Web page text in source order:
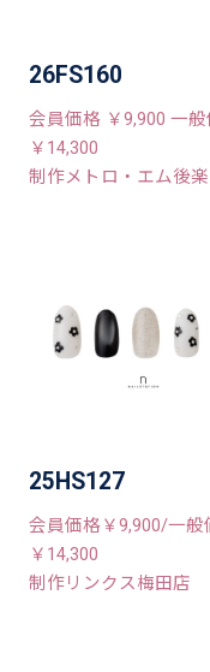
26FS160
会員価格 ￥9,900 一
￥14,300
制作メトロ・エム後
25HS127
会員価格￥9,900/一般
￥14,300
制作リンクス梅田店